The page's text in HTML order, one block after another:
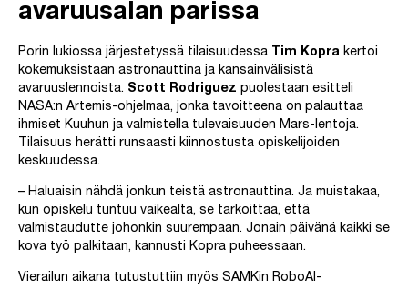
avaruusalan parissa
Porin lukiossa järjestetyssä tilaisuudessa Tim Kopra kertoi
kokemuksistaan astronauttina ja kansainvälisistä
avaruuslennoista. Scott Rodriguez puolestaan esitteli
NASA:n Artemis-ohjelmaa, jonka tavoitteena on palauttaa
ihmiset Kuuhun ja valmistella tulevaisuuden Mars-lentoja.
Tilaisuus herätti runsaasti kiinnostusta opiskelijoiden
keskuudessa.
– Haluaisin nähdä jonkun teistä astronauttina. Ja muistakaa,
kun opiskelu tuntuu vaikealta, se tarkoittaa, että
valmistaudutte johonkin suurempaan. Jonain päivänä kaikki se
kova työ palkitaan, kannusti Kopra puheessaan.
Vierailun aikana tutustuttiin myös SAMKin RoboAI-